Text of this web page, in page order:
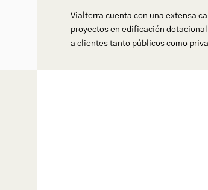
Vialterra cuenta con una extensa
proyectos en edificación
a clientes tanto públicos como